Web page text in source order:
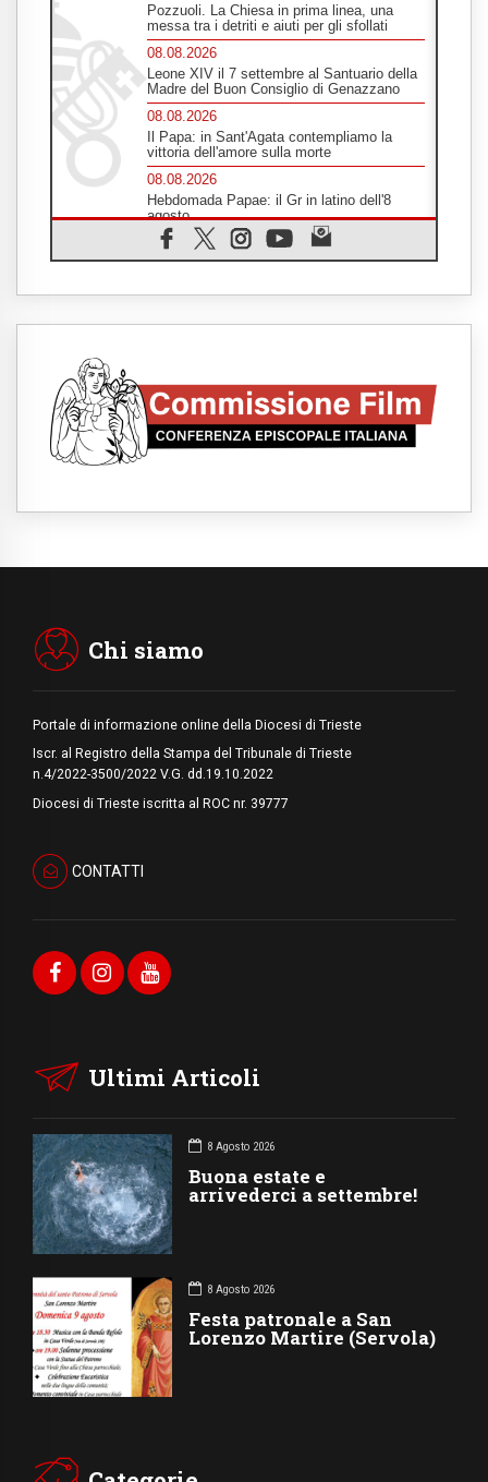
Pozzuoli. La Chiesa in prima linea, una
messa tra i detriti e aiuti per gli sfollati
08.08.2026
Leone XIV il 7 settembre al Santuario della
Madre del Buon Consiglio di Genazzano
08.08.2026
Il Papa: in Sant'Agata contempliamo la
vittoria dell'amore sulla morte
08.08.2026
Hebdomada Papae: il Gr in latino dell'8
agosto
08.08.2026
Spin Time, Reina: Cristo non abita nei
senzatetto
08.08.2026
08.08.2026
Argentina, l'arcivescovo Colombo: "La
visita del Papa messaggio di pace e
dignità"
Medio Oriente
Chi siamo
Portale di informazione online della Diocesi di Trieste
Iscr. al Registro della Stampa del Tribunale di Trieste
n.4/2022-3500/2022 V.G. dd.19.10.2022
Diocesi di Trieste iscritta al ROC nr. 39777
CONTATTI
Ultimi Articoli
8 Agosto 2026
Buona estate e
arrivederci a settembre!
8 Agosto 2026
Festa patronale a San
Lorenzo Martire (Servola)